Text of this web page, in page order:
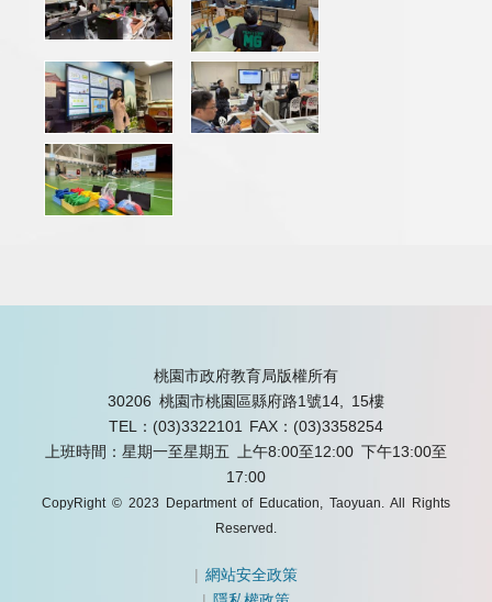
桃園市政府教育局版權所有
30206 桃園市桃園區縣府路1號14, 15樓
TEL：(03)3322101 FAX：(03)3358254
上班時間：星期一至星期五 上午8:00至12:00 下午13:00至
17:00
CopyRight © 2023 Department of Education, Taoyuan. All Rights
Reserved.
|網站安全政策